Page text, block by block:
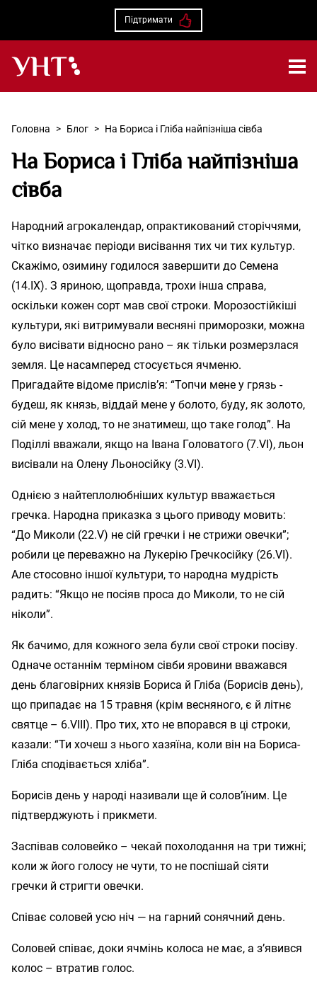
Підтримати
Головна > Блог > На Бориса і Гліба найпізніша сівба
На Бориса і Гліба найпізніша
сівба
Народний агрокалендар, опрактикований сторіччями,
чітко визначає періоди висівання тих чи тих культур.
Скажімо, озимину годилося завершити до Семена
(14.ІХ). З яриною, щоправда, трохи інша справа,
оскільки кожен сорт мав свої строки. Морозостійкіші
культури, які витримували весняні приморозки, можна
було висівати відносно рано – як тільки розмерзлася
земля. Це насамперед стосується ячменю.
Пригадайте відоме прислів’я: “Топчи мене у грязь -
будеш, як князь, віддай мене у болото, буду, як золото,
сій мене у холод, то не знатимеш, що таке голод”. На
Поділлі вважали, якщо на Івана Головатого (7.VI), льон
висівали на Олену Льоносійку (3.VI).
Однією з найтеплолюбніших культур вважається
гречка. Народна приказка з цього приводу мовить:
“До Миколи (22.V) не сій гречки і не стрижи овечки”;
робили це переважно на Лукерію Гречкосійку (26.VI).
Але стосовно іншої культури, то народна мудрість
радить: “Якщо не посіяв проса до Миколи, то не сій
ніколи”.
Як бачимо, для кожного зела були свої строки посіву.
Одначе останнім терміном сівби яровини вважався
день благовірних князів Бориса й Гліба (Борисів день),
що припадає на 15 травня (крім весняного, є й літнє
святце – 6.VIII). Про тих, хто не впорався в ці строки,
казали: “Ти хочеш з нього хазяїна, коли він на Бориса-
Гліба сподівається хліба”.
Борисів день у народі називали ще й солов’їним. Це
підтверджують і прикмети.
Заспівав соловейко – чекай похолодання на три тижні;
коли ж його голосу не чути, то не поспішай сіяти
гречки й стригти овечки.
Співає соловей усю ніч — на гарний сонячний день.
Соловей співає, доки ячмінь колоса не має, а з’явився
колос – втратив голос.